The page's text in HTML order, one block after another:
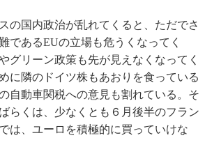
の国内政治が乱れてくると、ただでさ
であるEUの立場も危うくなってく
グリーン政策も先が見えなくなってく
に隣のドイツ株もあおりを食っている
自動車関税への意見も割れている。そ
らくは、少なくとも６月後半のフラン
は、ユーロを積極的に買っていけな